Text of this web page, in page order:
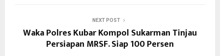
NEXT POST
Waka Polres Kubar Kompol Sukarman Tinjau
Persiapan MRSF. Siap 100 Persen